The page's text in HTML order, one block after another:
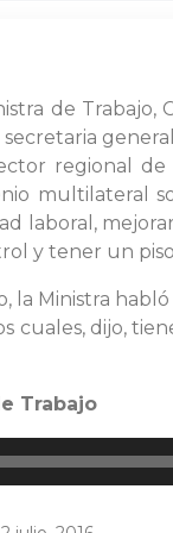
de
secretaria
regional de
multilateral
laboral,
y tener un
la Ministra
cuales, dijo,
Trabajo